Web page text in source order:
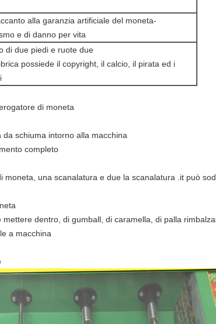
alla garanzia artificiale del moneta-
e di danno per vita
di due piedi e ruote due
possiede il copyright, il calcio, il pirata ed i
di moneta
schiuma intorno alla macchina
completo
moneta, una scanalatura e due la scanalatura .it può
dentro, di gumball, di caramella, di palla
a macchina